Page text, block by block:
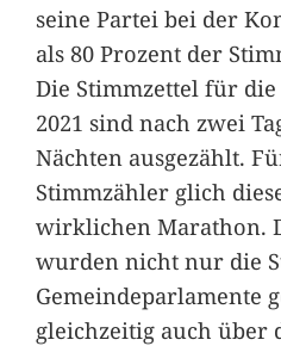
seine Partei bei der
als 80 Prozent der
Die Stimmzettel für
2021 sind nach zwei
Nächten ausgezählt.
Stimmzähler glich
wirklichen Marathon.
wurden nicht nur die
Gemeindeparlamente
gleichzeitig auch über